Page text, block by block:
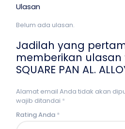
Ulasan
Belum ada ulasan.
Jadilah yang
memberikan ulasan
SQUARE PAN AL.
Alamat email Anda tidak akan
wajib ditandai *
Rating Anda *